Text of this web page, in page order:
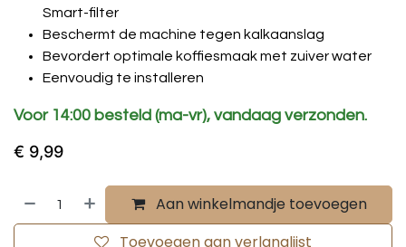
Smart-filter
Beschermt de machine tegen kalkaanslag
Bevordert optimale koffiesmaak met zuiver water
Eenvoudig te installeren
Voor 14:00 besteld (ma-vr), vandaag verzonden.
€ 9,99
Aan winkelmandje toevoegen
Toevoegen aan verlanglijst